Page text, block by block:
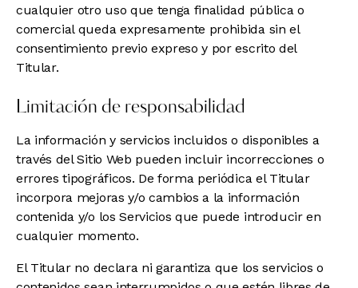
cualquier otro uso que tenga finalidad pública o
comercial queda expresamente prohibida sin el
consentimiento previo expreso y por escrito del
Titular.
Limitación de responsabilidad
La información y servicios incluidos o disponibles a
través del Sitio Web pueden incluir incorrecciones o
errores tipográficos. De forma periódica el Titular
incorpora mejoras y/o cambios a la información
contenida y/o los Servicios que puede introducir en
cualquier momento.
El Titular no declara ni garantiza que los servicios o